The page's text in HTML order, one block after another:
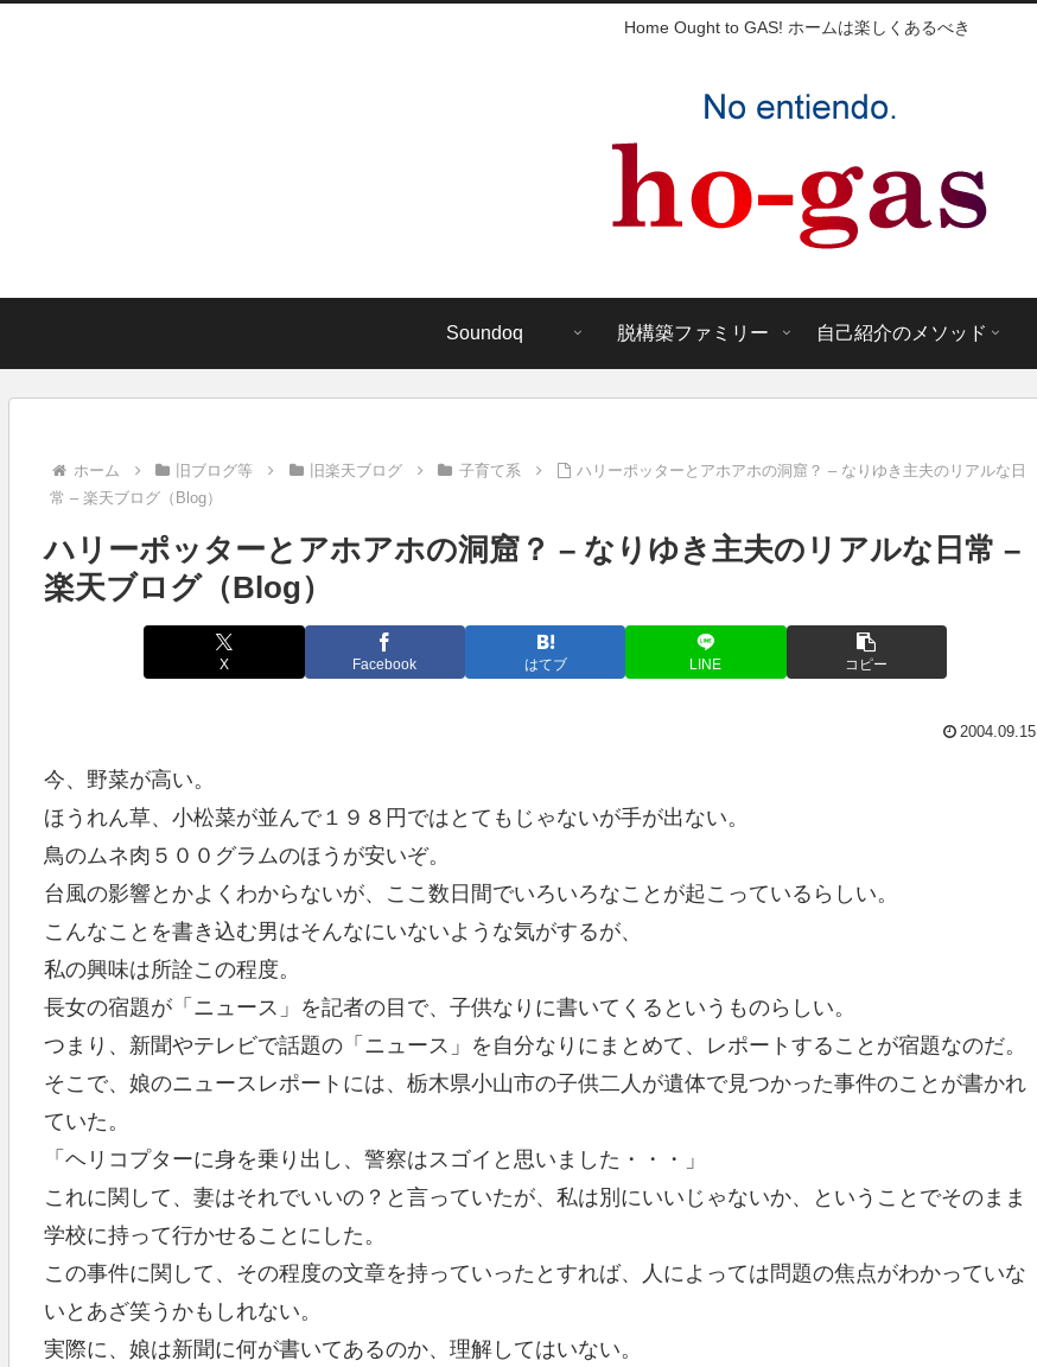
Home Ought to GAS! ホームは楽しくあるべき
Soundoq 脱構築ファミリー 自己紹介のメソッド
ホーム 旧ブログ等 旧楽天ブログ 子育て系
ハリーポッターとアホアホの洞窟？ – なりゆき主夫のリアルな日
常 – 楽天ブログ（Blog）
ハリーポッターとアホアホの洞窟？ – なりゆき主夫のリアルな日常 –
楽天ブログ（Blog）
X Facebook はてブ LINE コピー
2004.09.15
今、野菜が高い。
ほうれん草、小松菜が並んで１９８円ではとてもじゃないが手が出ない。
鳥のムネ肉５００グラムのほうが安いぞ。
台風の影響とかよくわからないが、ここ数日間でいろいろなことが起こっているらしい。
こんなことを書き込む男はそんなにいないような気がするが、
私の興味は所詮この程度。
長女の宿題が「ニュース」を記者の目で、子供なりに書いてくるというものらしい。
つまり、新聞やテレビで話題の「ニュース」を自分なりにまとめて、レポートすることが宿題なのだ。
そこで、娘のニュースレポートには、栃木県小山市の子供二人が遺体で見つかった事件のことが書かれ
ていた。
「ヘリコプターに身を乗り出し、警察はスゴイと思いました・・・」
これに関して、妻はそれでいいの？と言っていたが、私は別にいいじゃないか、ということでそのまま
学校に持って行かせることにした。
この事件に関して、その程度の文章を持っていったとすれば、人によっては問題の焦点がわかっていな
いとあざ笑うかもしれない。
実際に、娘は新聞に何が書いてあるのか、理解してはいない。